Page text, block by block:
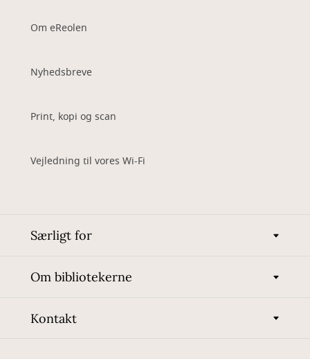
Om eReolen
Nyhedsbreve
Print, kopi og scan
Vejledning til vores Wi-Fi
Særligt for
Om bibliotekerne
Kontakt